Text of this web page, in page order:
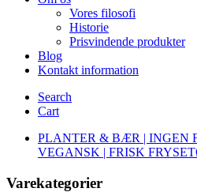
Vores filosofi
Historie
Prisvindende produkter
Blog
Kontakt information
Search
Cart
PLANTER & BÆR | INGEN
VEGANSK | FRISK
Varekategorier